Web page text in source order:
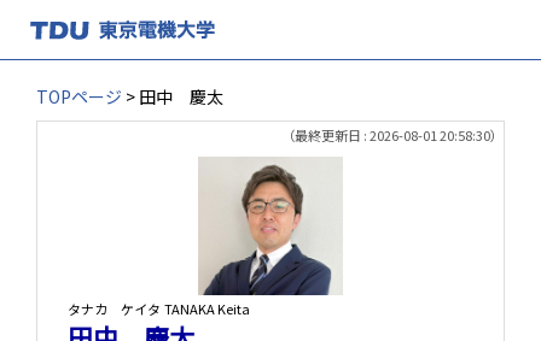
TOPページ > 田中 慶太
（最終更新日 : 2026-08-01 20:58:30）
タナカ ケイタ TANAKA Keita